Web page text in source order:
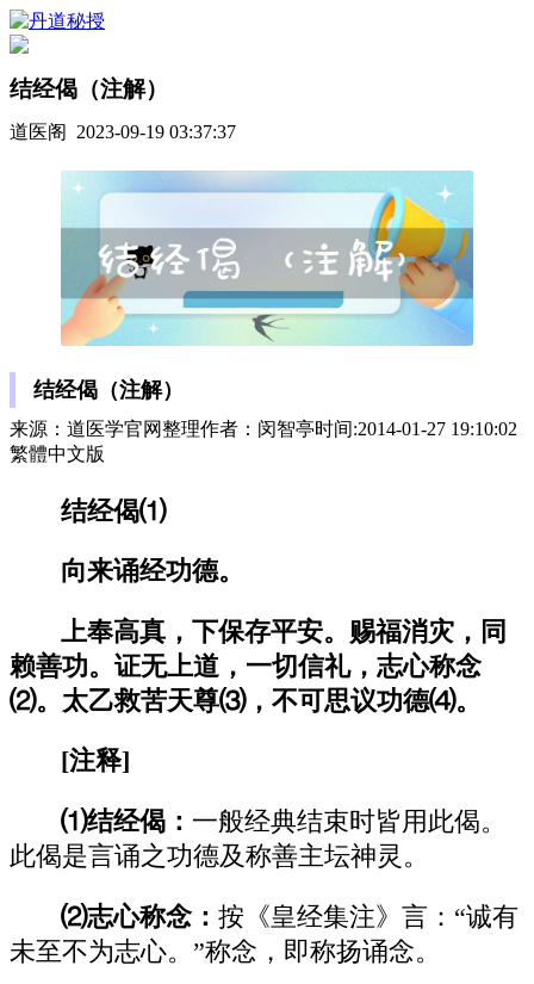
结经偈（注解）
道医阁 2023-09-19 03:37:37
结经偈（注解）
来源：道医学官网整理作者：闵智亭时间:2014-01-27 19:10:02
繁體中文版
结经偈⑴
向来诵经功德。
上奉高真，下保存平安。赐福消灾，同
赖善功。证无上道，一切信礼，志心称念
⑵。太乙救苦天尊⑶，不可思议功德⑷。
[注释]
⑴结经偈： 一般经典结束时皆用此偈。
此偈是言诵之功德及称善主坛神灵。
⑵志心称念：按《皇经集注》言：“诚有
未至不为志心。”称念，即称扬诵念。